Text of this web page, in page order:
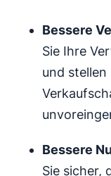
Bessere
Sie Ihre
und stellen
Bessere
Sie sicher,